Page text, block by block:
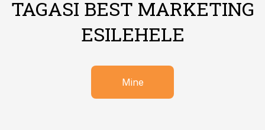
TAGASI BEST MARKETING
ESILEHELE
Mine